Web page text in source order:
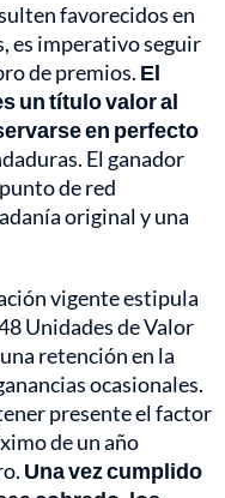
favorecidos en
es imperativo seguir
de premios. El
un título valor al
en perfecto
El ganador
de red
original y una
vigente estipula
Unidades de Valor
retención en la
ocasionales.
presente el factor
de un año
Una vez cumplido